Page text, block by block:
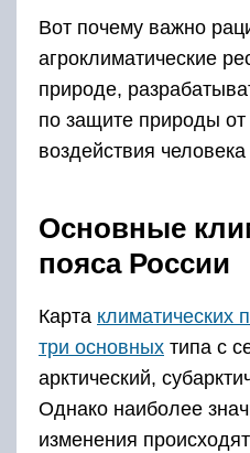
Вот почему важно
агроклиматические
природе,
по защите природы от
воздействия человека
Основные
пояса России
Карта климатических
три основных типа с
арктический,
Однако наиболее
изменения